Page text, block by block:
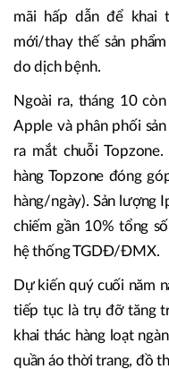
mãi hấp dẫn để khai
mới/thay thế sản
do dịch bệnh.
Ngoài ra, tháng 10
Apple và phân phối
ra mắt chuỗi
hàng Topzone đóng
hàng/ngày). Sản lượng
chiếm gần 10% tổng
hệ thống TGDĐ/ĐMX.
Dự kiến quý cuối năm
tiếp tục là trụ đỡ tăng
khai thác hàng loạt
quần áo thời trang, đồ